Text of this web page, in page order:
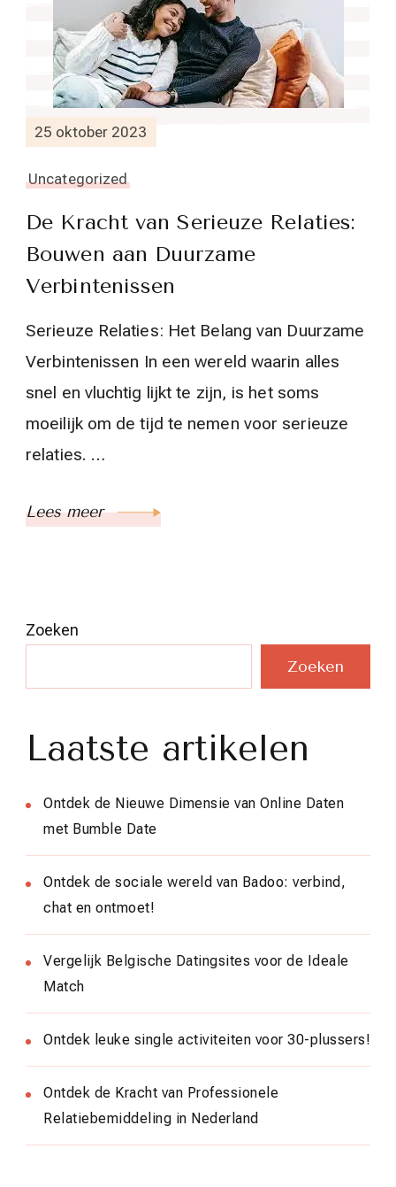
25 oktober 2023
Uncategorized
De Kracht van Serieuze Relaties:
Bouwen aan Duurzame
Verbintenissen
Serieuze Relaties: Het Belang van Duurzame
Verbintenissen In een wereld waarin alles
snel en vluchtig lijkt te zijn, is het soms
moeilijk om de tijd te nemen voor serieuze
relaties. …
Lees meer
Zoeken
Zoeken
Laatste artikelen
Ontdek de Nieuwe Dimensie van Online Daten
met Bumble Date
Ontdek de sociale wereld van Badoo: verbind,
chat en ontmoet!
Vergelijk Belgische Datingsites voor de Ideale
Match
Ontdek leuke single activiteiten voor 30-plussers!
Ontdek de Kracht van Professionele
Relatiebemiddeling in Nederland